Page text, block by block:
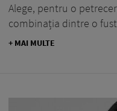
Alege, pentru o
combinația dintre o
+ MAI MULTE